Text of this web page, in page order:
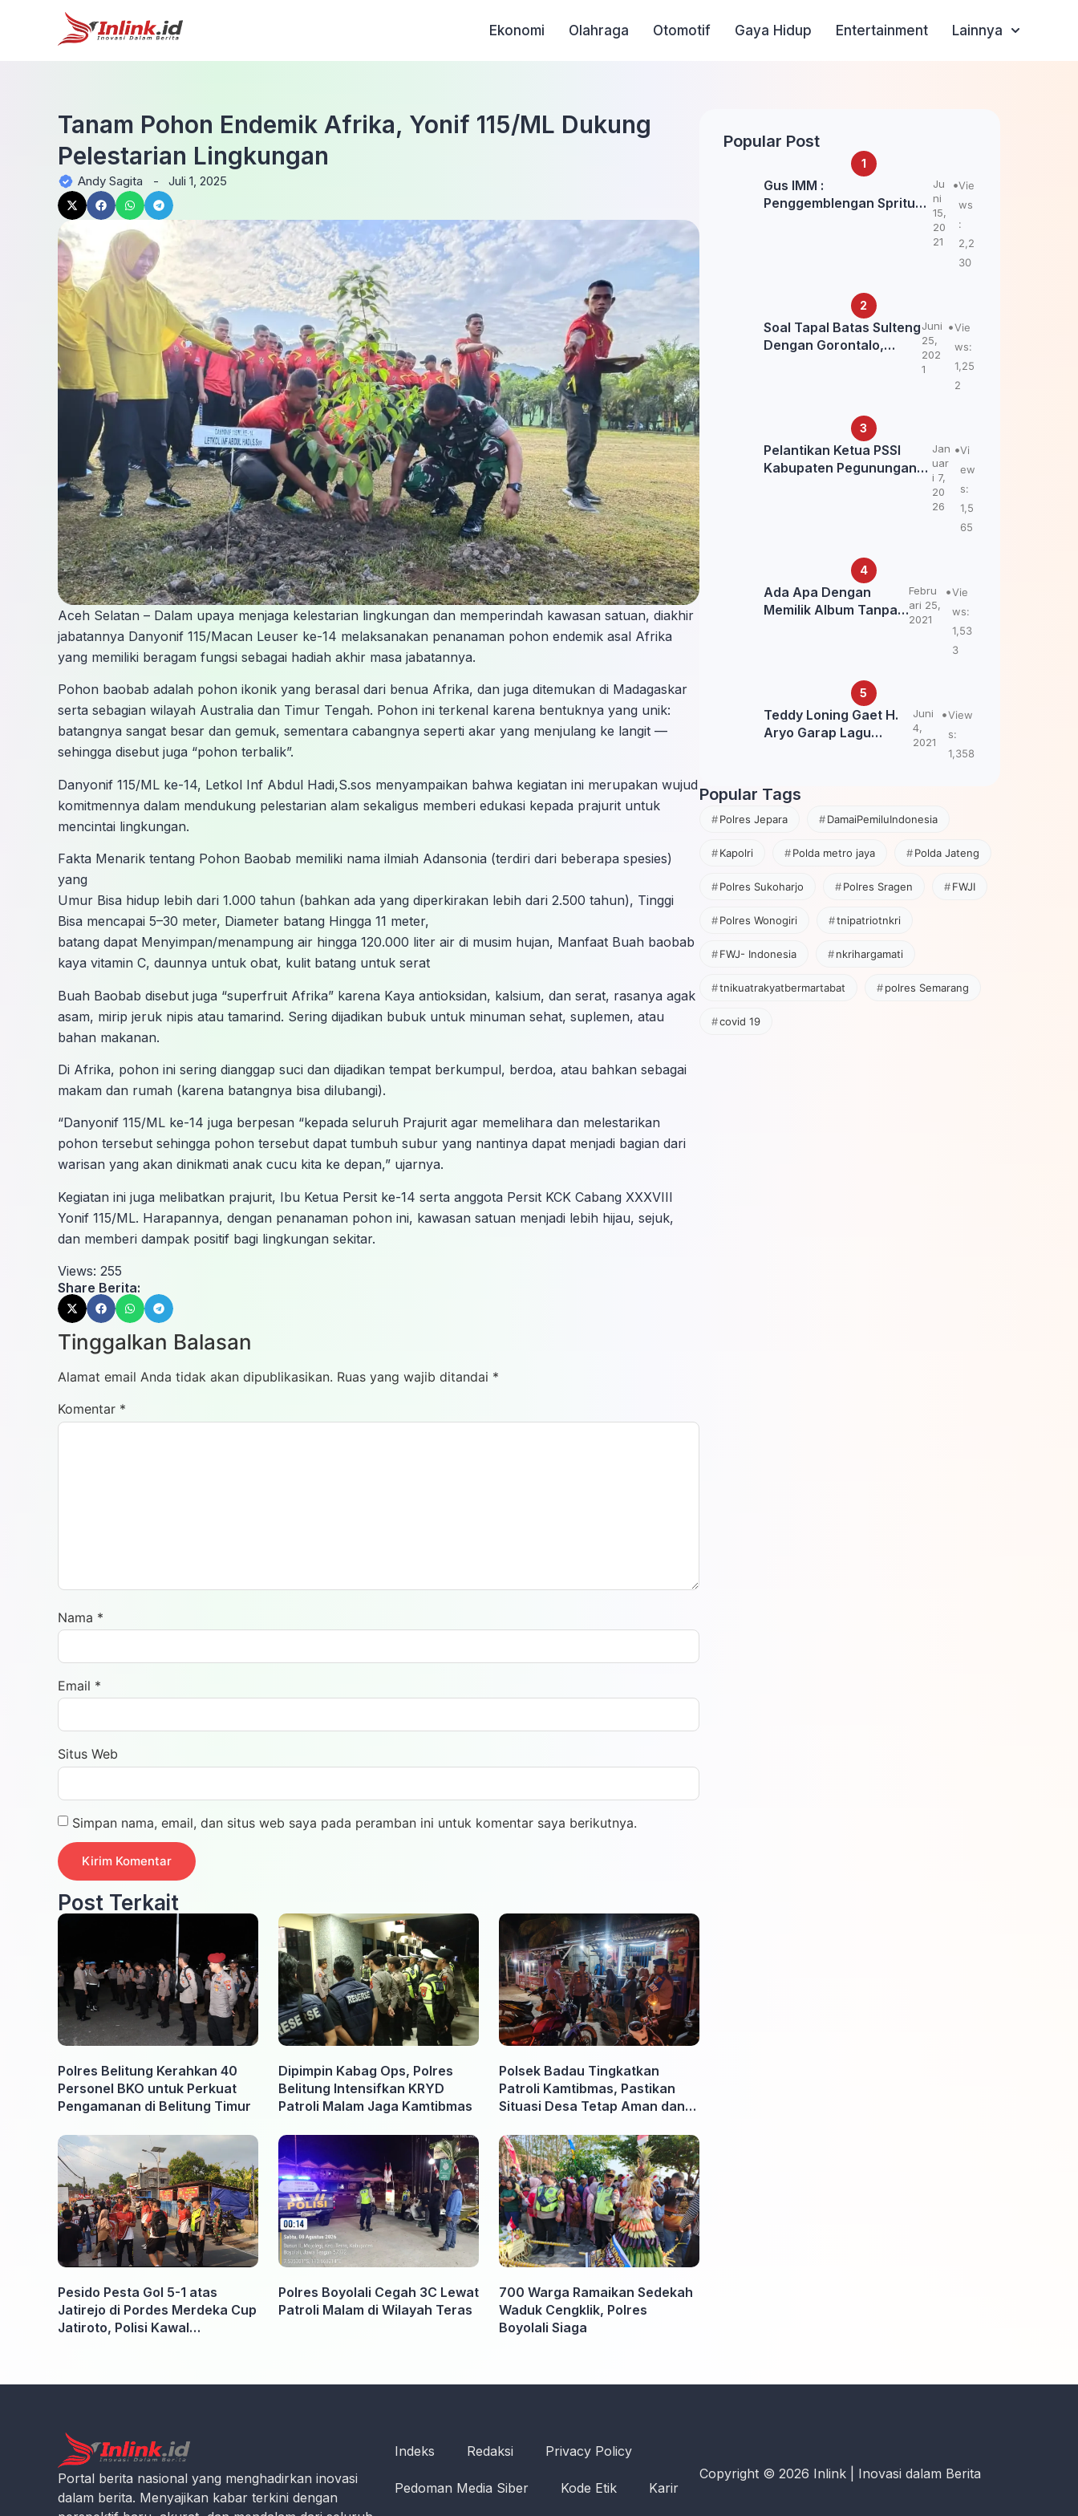
Ekonomi Olahraga Otomotif Gaya Hidup Entertainment Lainnya
Tanam Pohon Endemik Afrika, Yonif 115/ML Dukung
Pelestarian Lingkungan
Andy Sagita - Juli 1, 2025
Aceh Selatan – Dalam upaya menjaga kelestarian lingkungan dan memperindah kawasan satuan, diakhir
jabatannya Danyonif 115/Macan Leuser ke-14 melaksanakan penanaman pohon endemik asal Afrika
yang memiliki beragam fungsi sebagai hadiah akhir masa jabatannya.
Pohon baobab adalah pohon ikonik yang berasal dari benua Afrika, dan juga ditemukan di Madagaskar
serta sebagian wilayah Australia dan Timur Tengah. Pohon ini terkenal karena bentuknya yang unik:
batangnya sangat besar dan gemuk, sementara cabangnya seperti akar yang menjulang ke langit —
sehingga disebut juga “pohon terbalik”.
Danyonif 115/ML ke-14, Letkol Inf Abdul Hadi,S.sos menyampaikan bahwa kegiatan ini merupakan wujud
komitmennya dalam mendukung pelestarian alam sekaligus memberi edukasi kepada prajurit untuk
mencintai lingkungan.
Fakta Menarik tentang Pohon Baobab memiliki nama ilmiah Adansonia (terdiri dari beberapa spesies)
yang
Umur Bisa hidup lebih dari 1.000 tahun (bahkan ada yang diperkirakan lebih dari 2.500 tahun), Tinggi
Bisa mencapai 5–30 meter, Diameter batang Hingga 11 meter,
batang dapat Menyimpan/menampung air hingga 120.000 liter air di musim hujan, Manfaat Buah baobab
kaya vitamin C, daunnya untuk obat, kulit batang untuk serat
Buah Baobab disebut juga “superfruit Afrika” karena Kaya antioksidan, kalsium, dan serat, rasanya agak
asam, mirip jeruk nipis atau tamarind. Sering dijadikan bubuk untuk minuman sehat, suplemen, atau
bahan makanan.
Di Afrika, pohon ini sering dianggap suci dan dijadikan tempat berkumpul, berdoa, atau bahkan sebagai
makam dan rumah (karena batangnya bisa dilubangi).
“Danyonif 115/ML ke-14 juga berpesan “kepada seluruh Prajurit agar memelihara dan melestarikan
pohon tersebut sehingga pohon tersebut dapat tumbuh subur yang nantinya dapat menjadi bagian dari
warisan yang akan dinikmati anak cucu kita ke depan,” ujarnya.
Kegiatan ini juga melibatkan prajurit, Ibu Ketua Persit ke-14 serta anggota Persit KCK Cabang XXXVIII
Yonif 115/ML. Harapannya, dengan penanaman pohon ini, kawasan satuan menjadi lebih hijau, sejuk,
dan memberi dampak positif bagi lingkungan sekitar.
Views: 255
Share Berita:
Tinggalkan Balasan
Alamat email Anda tidak akan dipublikasikan. Ruas yang wajib ditandai *
Komentar *
Nama *
Email *
Situs Web
Simpan nama, email, dan situs web saya pada peramban ini untuk komentar saya berikutnya.
Post Terkait
Polres Belitung Kerahkan 40
Personel BKO untuk Perkuat
Pengamanan di Belitung Timur
Dipimpin Kabag Ops, Polres
Belitung Intensifkan KRYD
Patroli Malam Jaga Kamtibmas
Polsek Badau Tingkatkan
Patroli Kamtibmas, Pastikan
Situasi Desa Tetap Aman dan
Pesido Pesta Gol 5-1 atas
Jatirejo di Pordes Merdeka Cup
Jatiroto, Polisi Kawal
Polres Boyolali Cegah 3C Lewat
Patroli Malam di Wilayah Teras
700 Warga Ramaikan Sedekah
Waduk Cengklik, Polres
Boyolali Siaga
Popular Post
Gus IMM :
Penggemblengan Spritual
Ju
ni
15,
20
21
Vie
ws
:
2,2
30
Soal Tapal Batas Sulteng
Dengan Gorontalo,
Juni
25,
202
1
Vie
ws:
1,25
2
Pelantikan Ketua PSSI
Kabupaten Pegunungan
Jan
uar
i 7,
20
26
Vi
ew
s:
1,5
65
Ada Apa Dengan
Memilik Album Tanpa
Febru
ari 25,
2021
Vie
ws:
1,53
3
Teddy Loning Gaet H.
Aryo Garap Lagu
Juni
4,
2021
View
s:
1,358
Popular Tags
Polres Jepara DamaiPemiluIndonesia
Kapolri Polda metro jaya Polda Jateng
Polres Sukoharjo Polres Sragen FWJI
Polres Wonogiri tnipatriotnkri
FWJ- Indonesia nkrihargamati
tnikuatrakyatbermartabat polres Semarang
covid 19
Portal berita nasional yang menghadirkan inovasi
dalam berita. Menyajikan kabar terkini dengan
Indeks Redaksi Privacy Policy
Pedoman Media Siber Kode Etik Karir
Copyright © 2026 Inlink | Inovasi dalam Berita